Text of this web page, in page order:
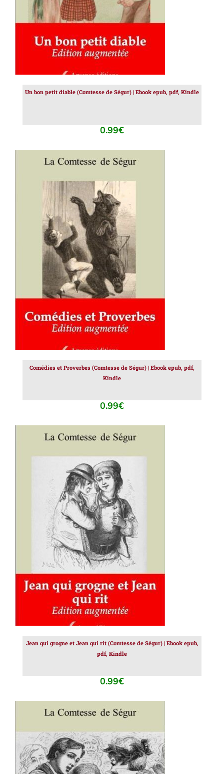
Un bon petit diable (Comtesse de Ségur) | Ebook epub, pdf, Kindle
0.99€
AJOUTER AU PANIER / DÉTAILS
Comédies et Proverbes (Comtesse de Ségur) | Ebook epub, pdf,
Kindle
0.99€
AJOUTER AU PANIER / DÉTAILS
Jean qui grogne et Jean qui rit (Comtesse de Ségur) | Ebook epub,
pdf, Kindle
0.99€